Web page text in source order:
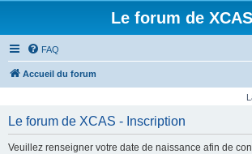
Le forum de XCAS
FAQ
Accueil du forum
Le forum de XCAS - Inscription
Veuillez renseigner votre date de naissance afin de